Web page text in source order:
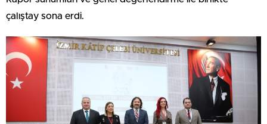
çalıştay sona erdi.